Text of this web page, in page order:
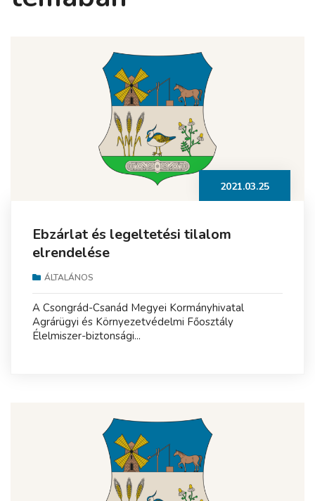
2021.03.25
Ebzárlat és legeltetési tilalom
elrendelése
ÁLTALÁNOS
A Csongrád-Csanád Megyei Kormányhivatal
Agrárügyi és Környezetvédelmi Főosztály
Élelmiszer-biztonsági...